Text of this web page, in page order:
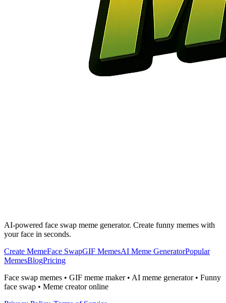
AI-powered face swap meme generator. Create funny memes with
your face in seconds.
Create MemeFace SwapGIF MemesAI Meme GeneratorPopular
MemesBlogPricing
Face swap memes • GIF meme maker • AI meme generator • Funny
face swap • Meme creator online